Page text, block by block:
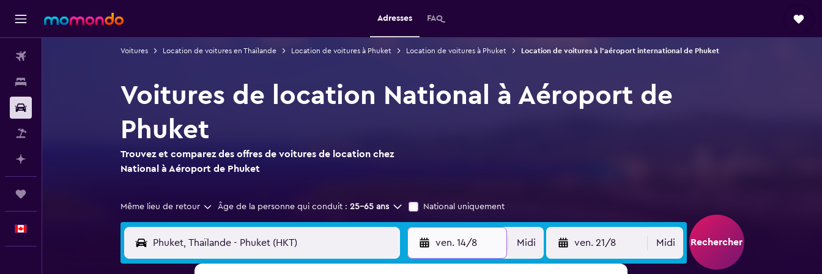
Adresses FAQ
Voitures Location de voitures en Thaïlande Location de voitures à Phuket Location de voitures à Phuket Location de voitures à l'aéroport international de Phuket
Voitures de location National à Aéroport de
Phuket
Trouvez et comparez des offres de voitures de location chez
National à Aéroport de Phuket
Même lieu de retour Âge de la personne qui conduit : 25-65 ans National uniquement
ven. 14/8 Midi ven. 21/8 Midi Rechercher